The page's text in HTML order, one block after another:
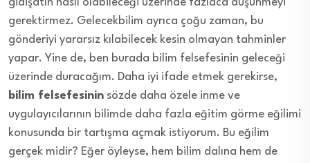
gerektirmez. Gelecekbilim ayrıca çoğu zaman, bu
gönderiyi yararsız kılabilecek kesin olmayan tahminler
yapar. Yine de, ben burada bilim felsefesinin geleceği
üzerinde duracağım. Daha iyi ifade etmek gerekirse,
bilim felsefesinin sözde daha özele inme ve
uygulayıcılarının bilimde daha fazla eğitim görme eğilimi
konusunda bir tartışma açmak istiyorum. Bu eğilim
gerçek midir? Eğer öyleyse, hem bilim dalına hem de